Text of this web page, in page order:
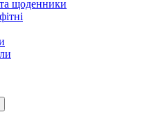
щоденники